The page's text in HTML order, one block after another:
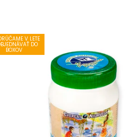
V LETE
DO
BOXOV